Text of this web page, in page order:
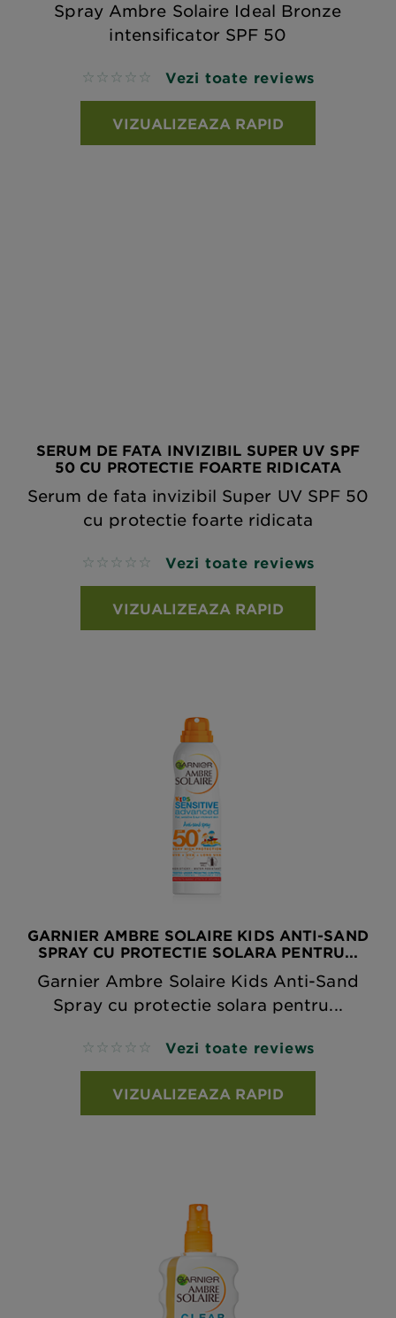
Spray Ambre Solaire Ideal Bronze
intensificator SPF 50
No reviews Vezi toate reviews
VIZUALIZEAZA RAPID
SERUM DE FATA INVIZIBIL SUPER UV SPF
50 CU PROTECTIE FOARTE RIDICATA
Serum de fata invizibil Super UV SPF 50
cu protectie foarte ridicata
No reviews Vezi toate reviews
VIZUALIZEAZA RAPID
GARNIER AMBRE SOLAIRE KIDS ANTI-SAND
SPRAY CU PROTECTIE SOLARA PENTRU...
Garnier Ambre Solaire Kids Anti-Sand
Spray cu protectie solara pentru...
No reviews Vezi toate reviews
VIZUALIZEAZA RAPID